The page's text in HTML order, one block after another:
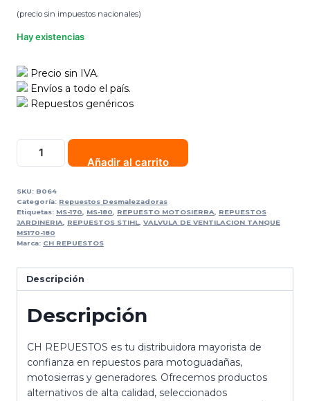
(precio sin impuestos nacionales)
Hay existencias
Precio sin IVA.
Envíos a todo el país.
Repuestos genéricos
Añadir al carrito
SKU: B064
Categoría: Repuestos Desmalezadoras
Etiquetas: MS-170 MS-180 REPUESTO MOTOSIERRA
REPUESTOS
JARDINERIA
REPUESTOS STIHL VALVULA DE VENTILACION TANQUE
MS170-180
Marca: CH REPUESTOS
Descripción
Descripción
CH REPUESTOS es tu distribuidora mayorista de
confianza en repuestos para motoguadañas,
motosierras y generadores. Ofrecemos productos
alternativos de alta calidad, seleccionados